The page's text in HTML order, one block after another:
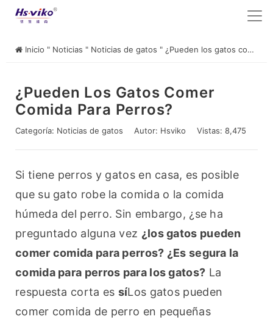
Inicio " Noticias " Noticias de gatos " ¿Pueden los gatos comer comida para perros?
¿Pueden Los Gatos Comer
Comida Para Perros?
Categoría: Noticias de gatos Autor: Hsviko Vistas: 8,475
Si tiene perros y gatos en casa, es posible
que su gato robe la comida o la comida
húmeda del perro. Sin embargo, ¿se ha
preguntado alguna vez ¿los gatos pueden
comer comida para perros? ¿Es segura la
comida para perros para los gatos? La
respuesta corta es síLos gatos pueden
comer comida de perro en pequeñas